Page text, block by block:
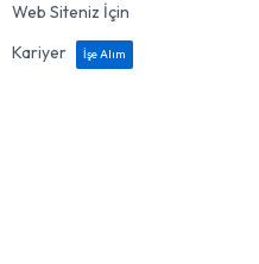
Web Siteniz İçin
Kariyer
İşe Alım